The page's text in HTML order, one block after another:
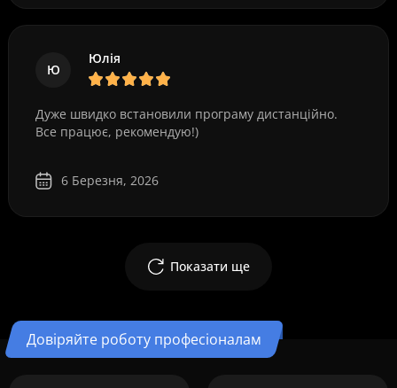
Ю
Юлія
Дуже швидко встановили програму дистанційно.
Все працює, рекомендую!)
6 Березня, 2026
Показати ще
Довіряйте роботу професіоналам